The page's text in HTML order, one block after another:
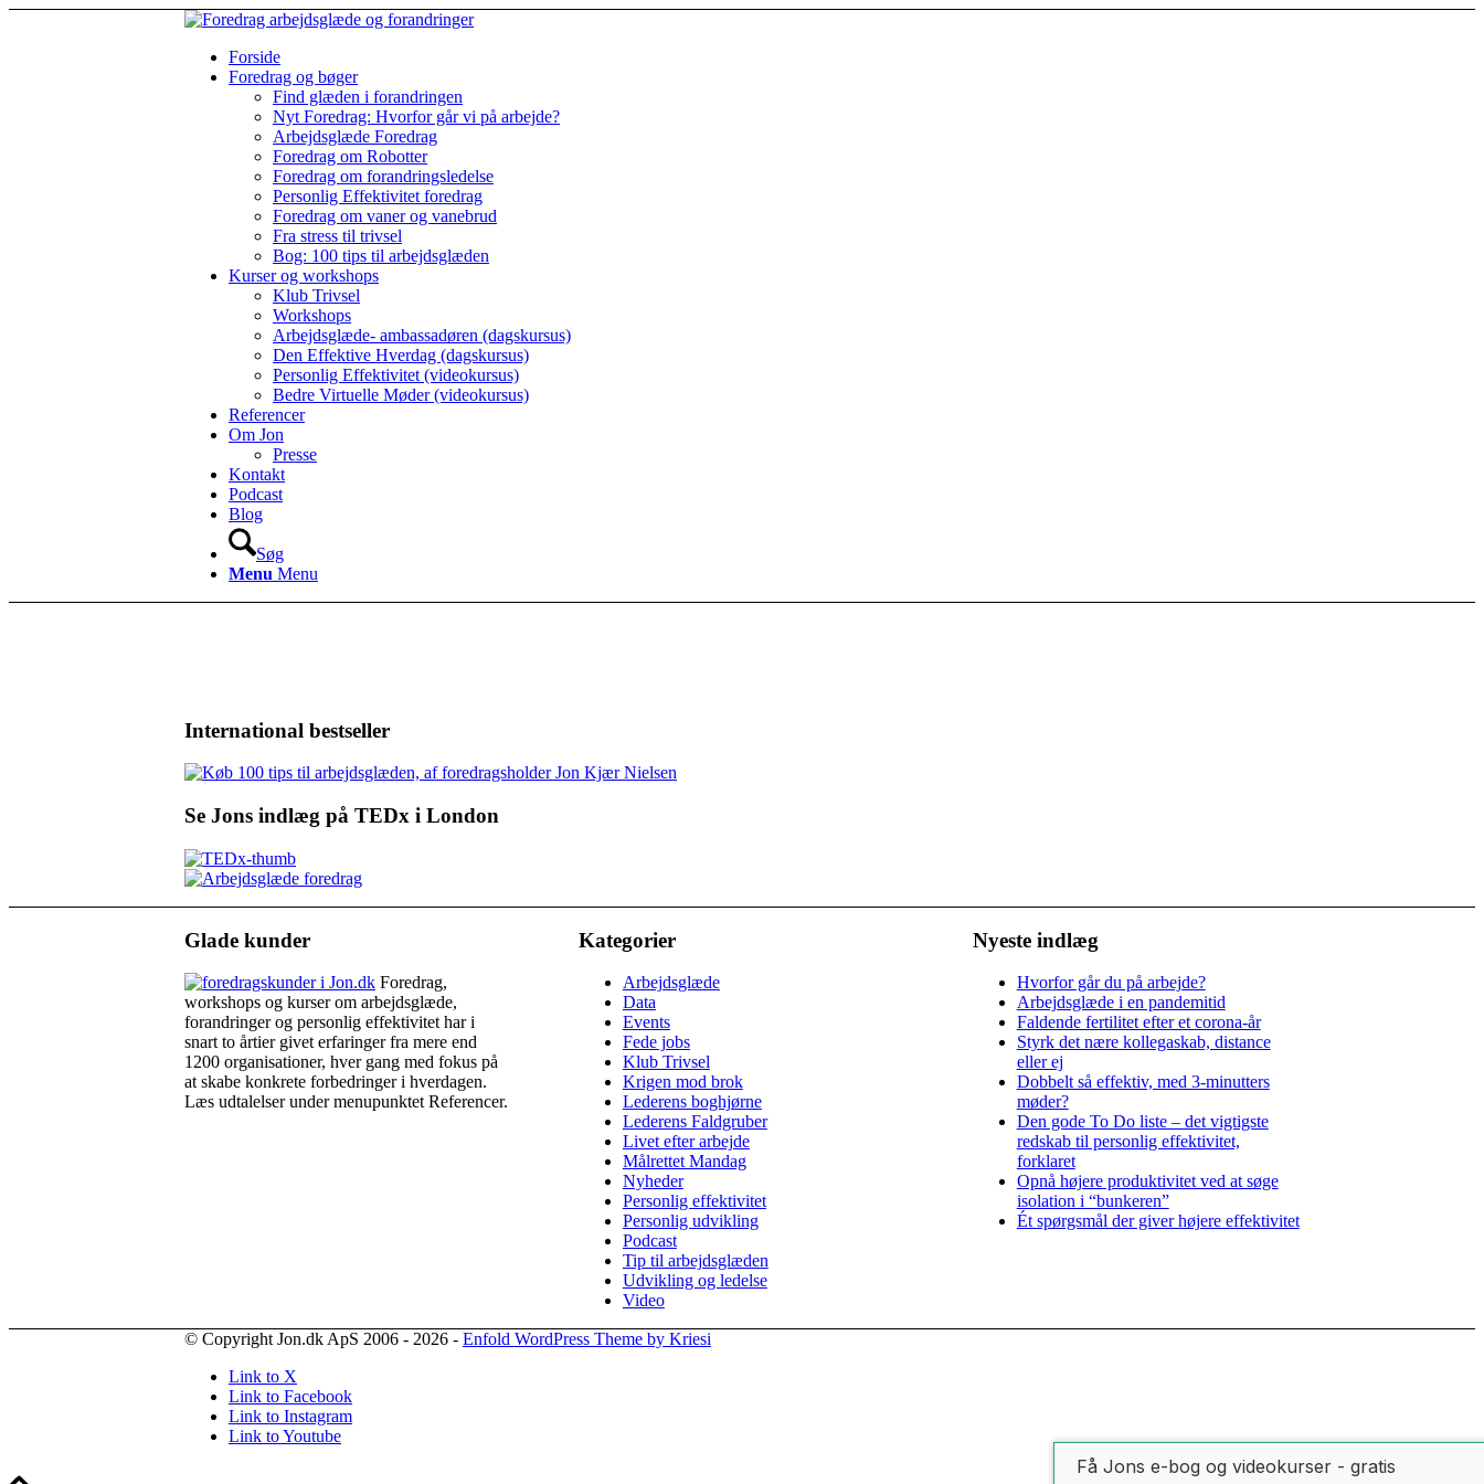
Forside
Foredrag og bøger
Find glæden i forandringen
Nyt Foredrag: Hvorfor går vi på arbejde?
Arbejdsglæde Foredrag
Foredrag om Robotter
Foredrag om forandringsledelse
Personlig Effektivitet foredrag
Foredrag om vaner og vanebrud
Fra stress til trivsel
Bog: 100 tips til arbejdsglæden
Kurser og workshops
Klub Trivsel
Workshops
Arbejdsglæde- ambassadøren (dagskursus)
Den Effektive Hverdag (dagskursus)
Personlig Effektivitet (videokursus)
Bedre Virtuelle Møder (videokursus)
Referencer
Om Jon
Presse
Kontakt
Podcast
Blog
Søg
Menu Menu
International bestseller
Se Jons indlæg på TEDx i London
Glade kunder
Foredrag,
workshops og kurser om arbejdsglæde,
forandringer og personlig effektivitet har i
snart to årtier givet erfaringer fra mere end
1200 organisationer, hver gang med fokus på
at skabe konkrete forbedringer i hverdagen.
Læs udtalelser under menupunktet Referencer.
Kategorier
Arbejdsglæde
Data
Events
Fede jobs
Klub Trivsel
Krigen mod brok
Lederens boghjørne
Lederens Faldgruber
Livet efter arbejde
Målrettet Mandag
Nyheder
Personlig effektivitet
Personlig udvikling
Podcast
Tip til arbejdsglæden
Udvikling og ledelse
Video
Nyeste indlæg
Hvorfor går du på arbejde?
Arbejdsglæde i en pandemitid
Faldende fertilitet efter et corona-år
Styrk det nære kollegaskab, distance
eller ej
Dobbelt så effektiv, med 3-minutters
møder?
Den gode To Do liste – det vigtigste
redskab til personlig effektivitet,
forklaret
Opnå højere produktivitet ved at søge
isolation i “bunkeren”
Ét spørgsmål der giver højere effektivitet
© Copyright Jon.dk ApS 2006 - 2026 - Enfold WordPress Theme by Kriesi
Link to X
Link to Facebook
Link to Instagram
Link to Youtube
Få Jons e-bog og videokurser - gratis